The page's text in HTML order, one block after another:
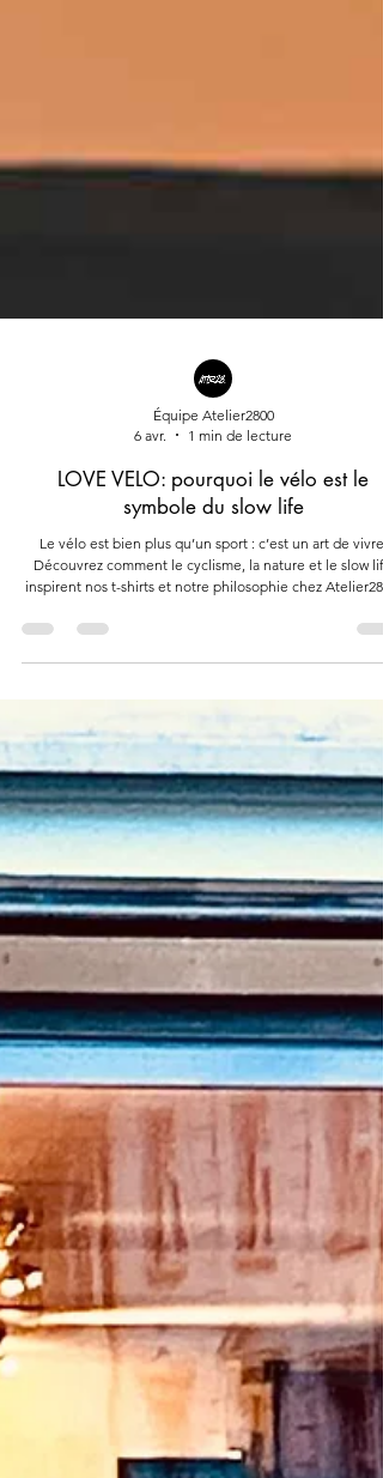
6 avr.
1 min de lecture
LOVE VELO: pourquoi le vélo est le
symbole du slow life
Le vélo est bien plus qu’un sport : c’est un art de vivre.
inspirent nos t-shirts et notre philosophie chez